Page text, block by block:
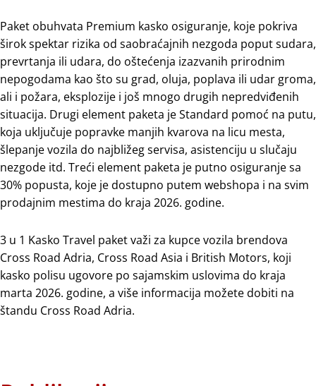
Paket obuhvata Premium kasko osiguranje, koje pokriva
širok spektar rizika od saobraćajnih nezgoda poput sudara,
prevrtanja ili udara, do oštećenja izazvanih prirodnim
nepogodama kao što su grad, oluja, poplava ili udar groma,
ali i požara, eksplozije i još mnogo drugih nepredviđenih
situacija. Drugi element paketa je Standard pomoć na putu,
koja uključuje popravke manjih kvarova na licu mesta,
šlepanje vozila do najbližeg servisa, asistenciju u slučaju
nezgode itd. Treći element paketa je putno osiguranje sa
30% popusta, koje je dostupno putem webshopa i na svim
prodajnim mestima do kraja 2026. godine.
3 u 1 Kasko Travel paket važi za kupce vozila brendova
Cross Road Adria, Cross Road Asia i British Motors, koji
kasko polisu ugovore po sajamskim uslovima do kraja
marta 2026. godine, a više informacija možete dobiti na
štandu Cross Road Adria.